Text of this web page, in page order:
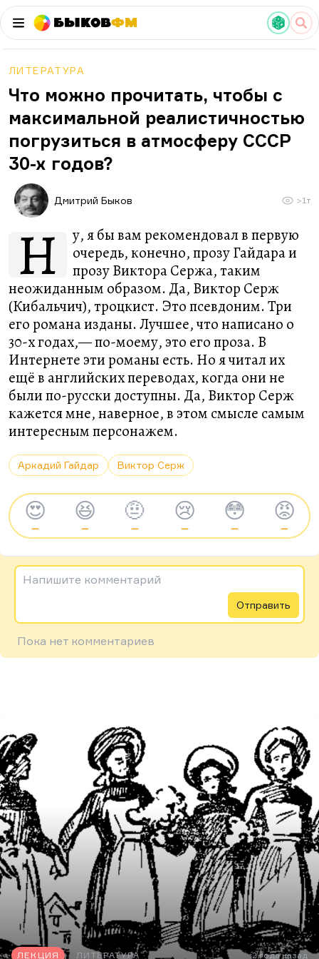
БыковФМ
ЛИТЕРАТУРА
Что можно прочитать, чтобы с
максимальной реалистичностью
погрузиться в атмосферу СССР
30-х годов?
Дмитрий Быков >1т
Н
у, я бы вам рекомендовал в первую
очередь, конечно, прозу Гайдара и
прозу Виктора Сержа, таким
неожиданным образом. Да, Виктор Серж
(Кибальчич), троцкист. Это псевдоним. Три
его романа изданы. Лучшее, что написано о
30-х годах,— по-моему, это его проза. В
Интернете эти романы есть. Но я читал их
ещё в английских переводах, когда они не
были по-русски доступны. Да, Виктор Серж
кажется мне, наверное, в этом смысле самым
интересным персонажем.
Аркадий Гайдар Виктор Серж
😍
—
😆
—
🤨
—
😢
—
😳
—
😡
—
Напишите комментарий
Отправить
Пока нет комментариев
ЛЕКЦИЯ ЛИТЕРАТУРА 2 года назад